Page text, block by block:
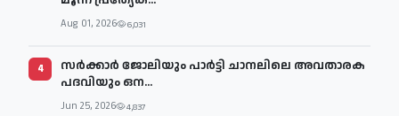
Aug 01, 2026 6,031
4
സര്‍ക്കാര്‍ ജോലിയും പാര്‍ട്ടി ചാനലിലെ അവതാരക
പദവിയും ഒന...
Jun 25, 2026 4,837